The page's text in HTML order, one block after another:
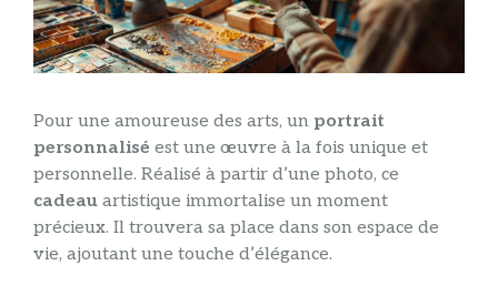
Pour une amoureuse des arts, un portrait
personnalisé est une œuvre à la fois unique et
personnelle. Réalisé à partir d’une photo, ce
cadeau artistique immortalise un moment
précieux. Il trouvera sa place dans son espace de
vie, ajoutant une touche d’élégance.